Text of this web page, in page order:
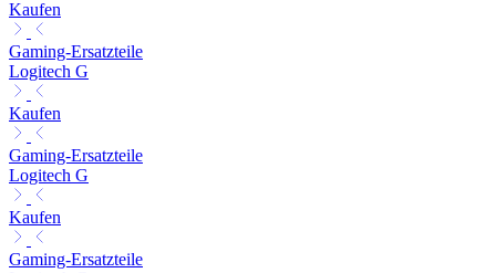
Kaufen
Gaming-Ersatzteile
Logitech G
Kaufen
Gaming-Ersatzteile
Logitech G
Kaufen
Gaming-Ersatzteile